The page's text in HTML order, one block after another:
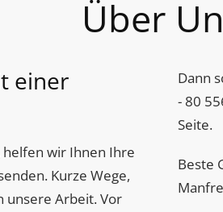
Über
einer
wir Ihnen Ihre
Kurze Wege,
unsere Arbeit. Vor
Dann
- 80
Seite.
Beste